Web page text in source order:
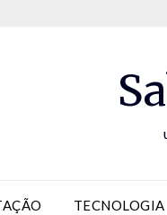
TECNOLOGIA